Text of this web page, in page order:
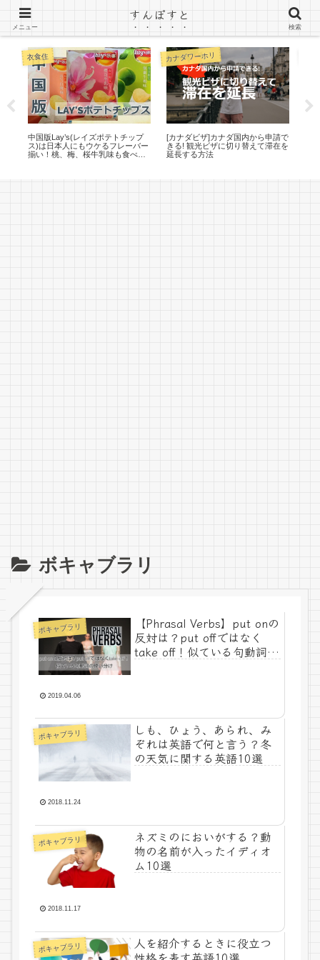
カナダ（トロント）ワーホリのブログ
衣食住
中国版Lay’s(レイズポテトチップ
ス)は日本人にもウケるフレーバー
揃い！桃、梅、桜牛乳味も食べて
カナダワーホリ
[カナダビザ]カナダ国内から申請で
きる! 観光ビザに切り替えて滞在を
延長する方法
ボキャブラリ
ボキャブラリ
【Phrasal Verbs】put onの
反対は？put offではなく
take off！似ている句動詞の
2019.04.06
ボキャブラリ
しも、ひょう、あられ、み
ぞれは英語で何と言う？冬
の天気に関する英語10選
2018.11.24
ボキャブラリ
ネズミのにおいがする？動
物の名前が入ったイディオ
ム10選
2018.11.17
ボキャブラリ
人を紹介するときに役立つ
メニュー
すんぽすと
検索